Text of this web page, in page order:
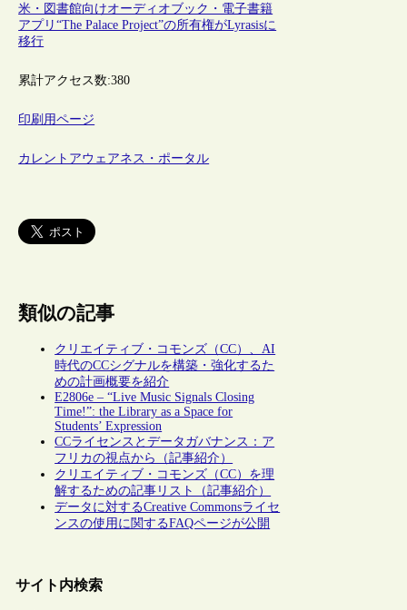
米・図書館向けオーディオブック・電子書籍
アプリ“The Palace Project”の所有権がLyrasisに
移行
累計アクセス数:380
印刷用ページ
カレントアウェアネス・ポータル
類似の記事
クリエイティブ・コモンズ（CC）、AI
時代のCCシグナルを構築・強化するた
めの計画概要を紹介
E2806e – “Live Music Signals Closing
Time!”: the Library as a Space for
Students’ Expression
CCライセンスとデータガバナンス：ア
フリカの視点から（記事紹介）
クリエイティブ・コモンズ（CC）を理
解するための記事リスト（記事紹介）
データに対するCreative Commonsライセ
ンスの使用に関するFAQページが公開
サイト内検索